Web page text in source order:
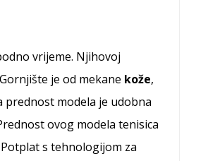
vrijeme. Njihovoj
je od mekane kože,
prednost modela je udobna
ovog modela tenisica
s tehnologijom za